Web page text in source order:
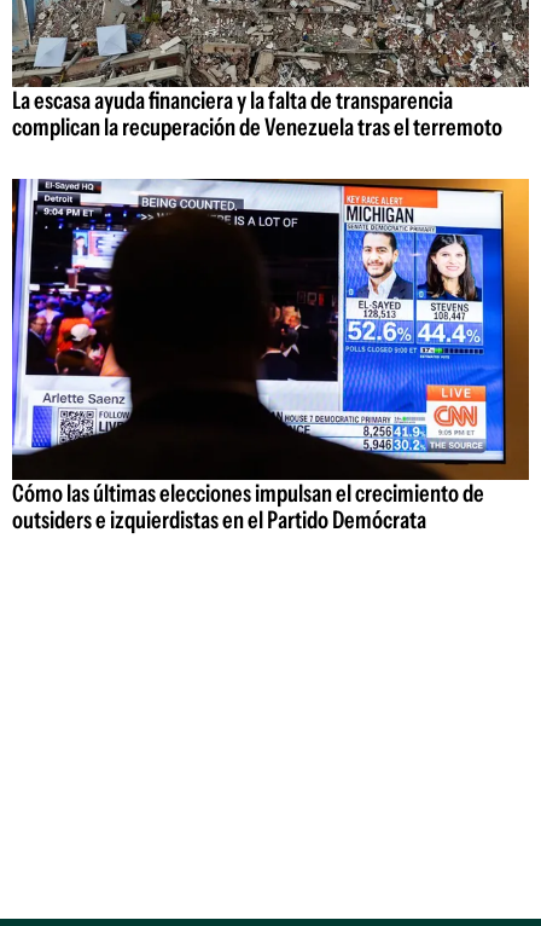
La escasa ayuda financiera y la falta de transparencia
complican la recuperación de Venezuela tras el terremoto
Cómo las últimas elecciones impulsan el crecimiento de
outsiders e izquierdistas en el Partido Demócrata